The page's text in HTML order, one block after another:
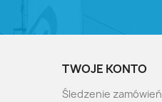
TWOJE KONTO
Śledzenie zamówień